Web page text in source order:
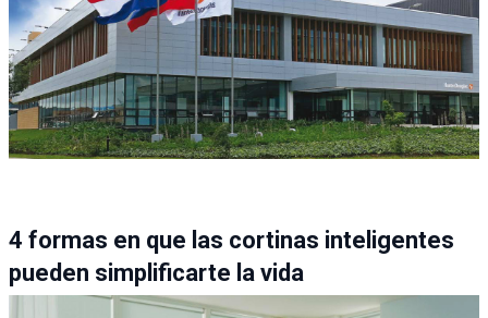
4 formas en que las cortinas inteligentes
pueden simplificarte la vida